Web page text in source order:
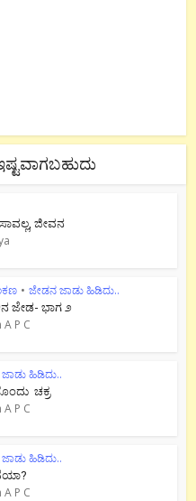
ಜೀವನ
• ಜೇಡನ ಜಾಡು ಹಿಡಿದು..
ಭಾಗ ೨
P C
ಹಿಡಿದು..
ಚಕ್ರ
P C
ಹಿಡಿದು..
P C